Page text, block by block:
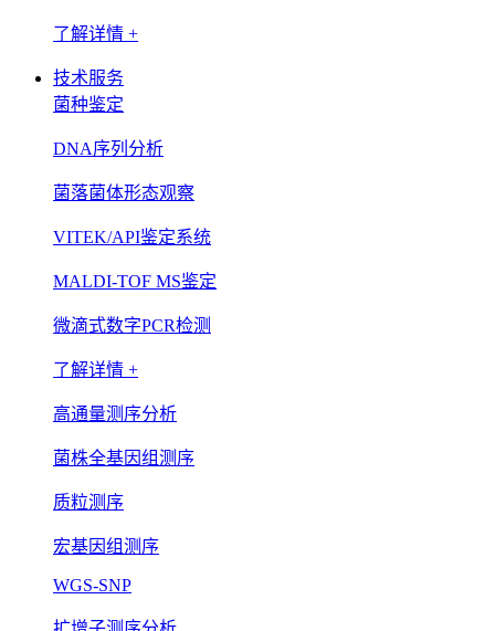
了解详情 +
技术服务
菌种鉴定
DNA序列分析
菌落菌体形态观察
VITEK/API鉴定系统
MALDI-TOF MS鉴定
微滴式数字PCR检测
了解详情 +
高通量测序分析
菌株全基因组测序
质粒测序
宏基因组测序
WGS-SNP